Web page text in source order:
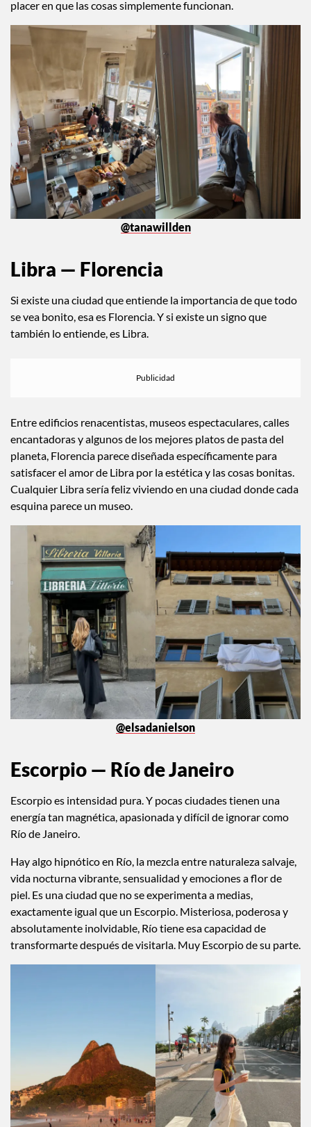
placer en que las cosas simplemente funcionan.
@tanawillden
Libra — Florencia
Si existe una ciudad que entiende la importancia de que todo
se vea bonito, esa es Florencia. Y si existe un signo que
también lo entiende, es Libra.
Entre edificios renacentistas, museos espectaculares, calles
encantadoras y algunos de los mejores platos de pasta del
planeta, Florencia parece diseñada específicamente para
satisfacer el amor de Libra por la estética y las cosas bonitas.
Cualquier Libra sería feliz viviendo en una ciudad donde cada
esquina parece un museo.
@elsadanielson
Escorpio — Río de Janeiro
Escorpio es intensidad pura. Y pocas ciudades tienen una
energía tan magnética, apasionada y difícil de ignorar como
Río de Janeiro.
Hay algo hipnótico en Río, la mezcla entre naturaleza salvaje,
vida nocturna vibrante, sensualidad y emociones a flor de
piel. Es una ciudad que no se experimenta a medias,
exactamente igual que un Escorpio. Misteriosa, poderosa y
absolutamente inolvidable, Río tiene esa capacidad de
transformarte después de visitarla. Muy Escorpio de su parte.